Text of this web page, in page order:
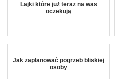
Lajki które już teraz na was
oczekują
Jak zaplanować pogrzeb bliskiej
osoby